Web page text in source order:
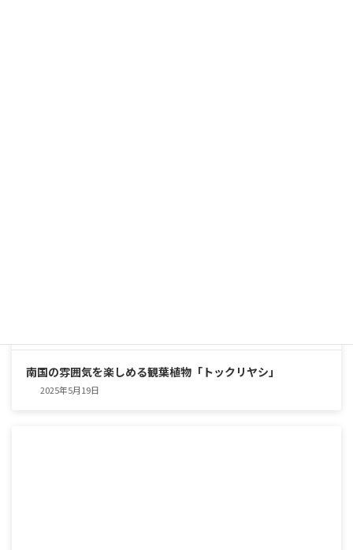
南国の雰囲気を楽しめる観葉植物「トックリヤシ」
2025年5月19日